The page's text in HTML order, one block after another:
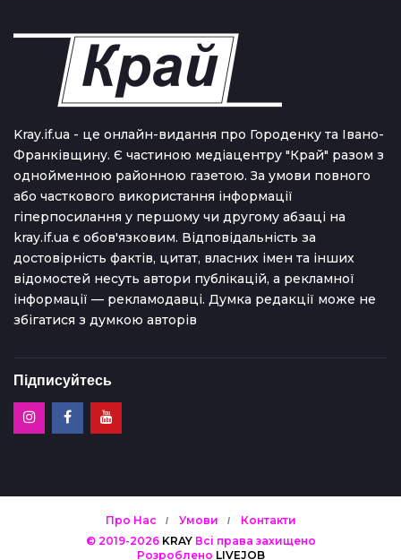
Kray.if.ua - це онлайн-видання про Городенку та Івано-
Франківщину. Є частиною медіацентру "Край" разом з
однойменною районною газетою. За умови повного
або часткового використання iнформацiї
гіперпосилання у першому чи другому абзаці на
kray.if.ua є обов'язковим. Відповідальність за
достовірність фактів, цитат, власних імен та інших
відомостей несуть автори публікацій, а рекламної
інформації — рекламодавці. Думка редакцiї може не
збiгатися з думкою авторiв
Підписуйтесь
© 2019-2026 KRAYВсі права захищено
Розроблено LIVEJOB
Про Нас Умови Контакти